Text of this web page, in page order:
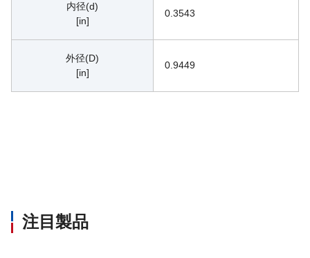
内径(d)
[in]
0.3543
外径(D)
[in]
0.9449
注目製品